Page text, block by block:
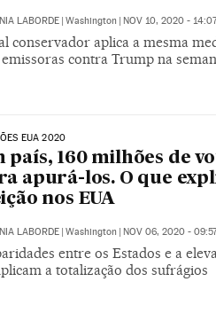
LABORDE | Washington | NOV 10, 2020 -
conservador aplica a mesma
contra Trump na
EUA 2020
país, 160 milhões de
apurá-los. O que
nos EUA
LABORDE Washington NOV 06, 2020 -
entre os Estados e a
a totalização dos sufrágios